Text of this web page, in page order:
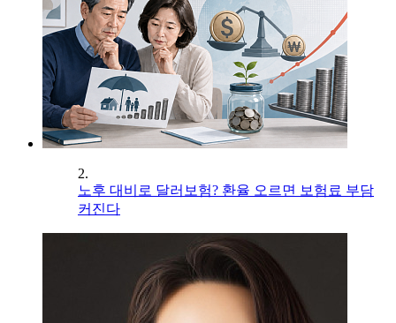
2.
노후 대비로 달러보험? 환율 오르면 보험료 부담
커진다